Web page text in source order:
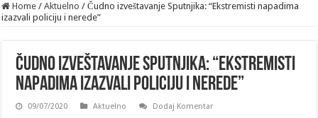
Home / Aktuelno / Čudno izveštavanje Sputnjika: “Ekstremisti napadima
izazvali policiju i nerede”
Čudno izveštavanje Sputnjika: “Ekstremisti
napadima izazvali policiju i nerede”
09/07/2020 Aktuelno Dodaj Komentar